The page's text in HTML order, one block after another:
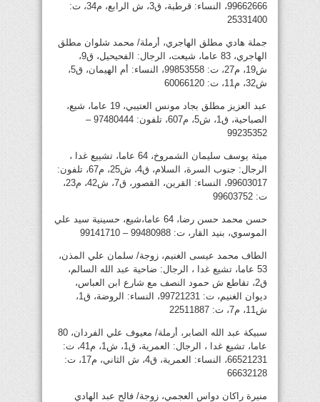
99662666، النساء: قرطبة، ق3، ش الرابع، م34، ت:
25331400
جملة هادي مطلق الهاجري، أرملة/ محمد شلوان مطلق
الهاجري، 83 عاما، شيعت، الرجال: الفحيحيل، ق9،
ش19، م27، ت: 99853558، النساء: أم الهيمان، ق5،
ش32، م11، ت: 60066120
عبد العزيز مطلق بجاد مونس العتيبي، 19 عاما، شيع،
الصباحية، ق1، ش5، م607، تلفون: 97480444 –
99235352
ميثة يوسف سليمان الشمروخ، 64 عاما، تشييع غدا ،
الرجال: جنوب السرة، السلام، ق4، ش25، م67، تلفون:
99603017، النساء: القرين، القصور، ق7، ش42، م23،
ت: 99603752
حسن محمد حسن رضا، 64 عاما،شيع، حسينية سيد علي
الموسوي، بنيد القار، ت: 99480988 – 99141710
الطاف محمد عيسى الغنيم، زوجة/ سلمان علي المذن،
53 عاما، تشيع غدا ، الرجال: ضاحية عبد الله السالم،
ق2، تقاطع ش حمود النصف مع شارع ابن العباس،
ديوان الغنيم، ت: 99721231، النساء: الروضة، ق1،
ش11، م7، ت: 22511887
سبيكة عبد الله الصابر، أرملة/ معيوف علي الفردان، 80
عاما، تشيع غدا ، الرجال: العمرية، ق1، ش1، م41، ت:
66521231، النساء: العمرية، ق4، ش الثاني، م17، ت:
66632128
منيرة راكان دواس العجمي، زوجة/ فالح عبد الهادي